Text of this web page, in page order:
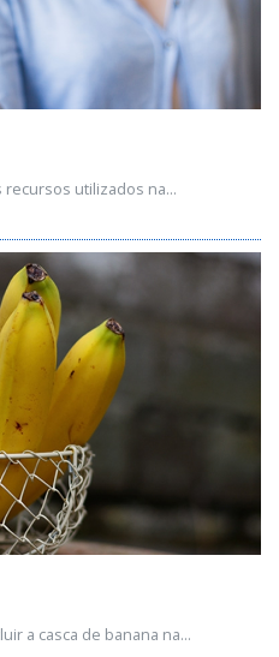
utilizados na...
a casca de banana na...